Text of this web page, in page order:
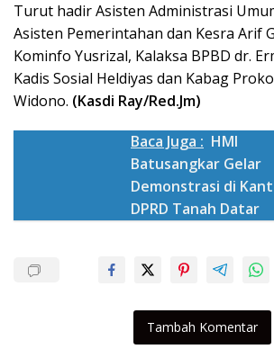
Turut hadir Asisten Administrasi
Asisten Pemerintahan dan Kesra Arif
Kominfo Yusrizal, Kalaksa BPBD dr.
Kadis Sosial Heldiyas dan Kabag
Widono. (Kasdi Ray/Red.Jm)
Baca Juga : HMI
Batusangkar Gelar
Demonstrasi di
DPRD Tanah Datar
Tambah Komentar